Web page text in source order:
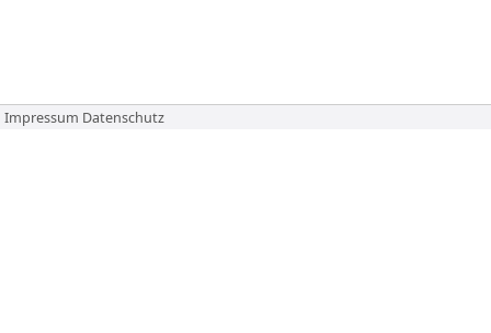
Impressum Datenschutz